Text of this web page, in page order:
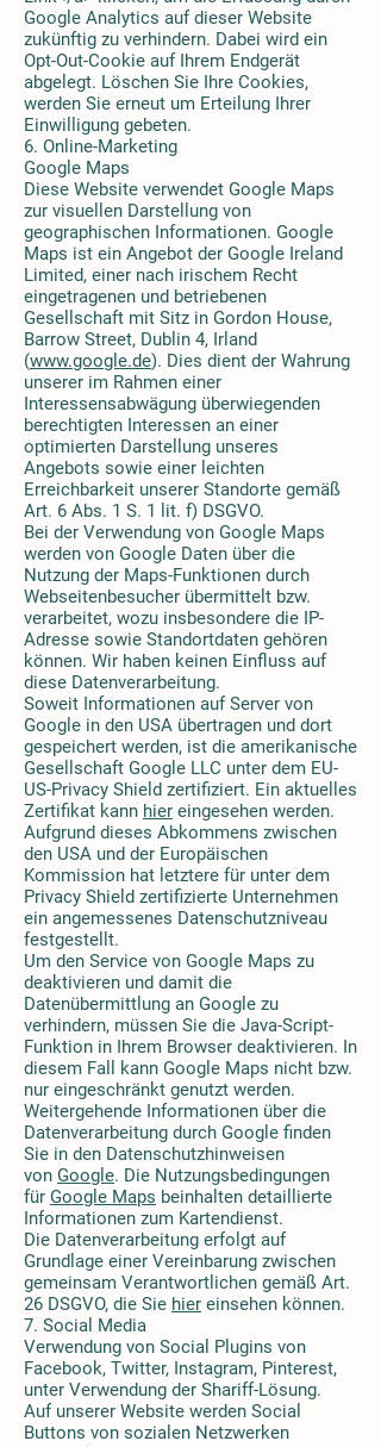
Google Analytics auf dieser Website
zukünftig zu verhindern. Dabei wird ein
Opt-Out-Cookie auf Ihrem Endgerät
abgelegt. Löschen Sie Ihre Cookies,
werden Sie erneut um Erteilung Ihrer
Einwilligung gebeten.
6. Online-Marketing
Google Maps
Diese Website verwendet Google Maps
zur visuellen Darstellung von
geographischen Informationen. Google
Maps ist ein Angebot der Google Ireland
Limited, einer nach irischem Recht
eingetragenen und betriebenen
Gesellschaft mit Sitz in Gordon House,
Barrow Street, Dublin 4, Irland
(www.google.de). Dies dient der Wahrung
unserer im Rahmen einer
Interessensabwägung überwiegenden
berechtigten Interessen an einer
optimierten Darstellung unseres
Angebots sowie einer leichten
Erreichbarkeit unserer Standorte gemäß
Art. 6 Abs. 1 S. 1 lit. f) DSGVO.
Bei der Verwendung von Google Maps
werden von Google Daten über die
Nutzung der Maps-Funktionen durch
Webseitenbesucher übermittelt bzw.
verarbeitet, wozu insbesondere die IP-
Adresse sowie Standortdaten gehören
können. Wir haben keinen Einfluss auf
diese Datenverarbeitung.
Soweit Informationen auf Server von
Google in den USA übertragen und dort
gespeichert werden, ist die amerikanische
Gesellschaft Google LLC unter dem EU-
US-Privacy Shield zertifiziert. Ein aktuelles
Zertifikat kann hier eingesehen werden.
Aufgrund dieses Abkommens zwischen
den USA und der Europäischen
Kommission hat letztere für unter dem
Privacy Shield zertifizierte Unternehmen
ein angemessenes Datenschutzniveau
festgestellt.
Um den Service von Google Maps zu
deaktivieren und damit die
Datenübermittlung an Google zu
verhindern, müssen Sie die Java-Script-
Funktion in Ihrem Browser deaktivieren. In
diesem Fall kann Google Maps nicht bzw.
nur eingeschränkt genutzt werden.
Weitergehende Informationen über die
Datenverarbeitung durch Google finden
Sie in den Datenschutzhinweisen
von Google. Die Nutzungsbedingungen
für Google Maps beinhalten detaillierte
Informationen zum Kartendienst.
Die Datenverarbeitung erfolgt auf
Grundlage einer Vereinbarung zwischen
gemeinsam Verantwortlichen gemäß Art.
26 DSGVO, die Sie hier einsehen können.
7. Social Media
Verwendung von Social Plugins von
Facebook, Twitter, Instagram, Pinterest,
unter Verwendung der Shariff-Lösung.
Auf unserer Website werden Social
Buttons von sozialen Netzwerken